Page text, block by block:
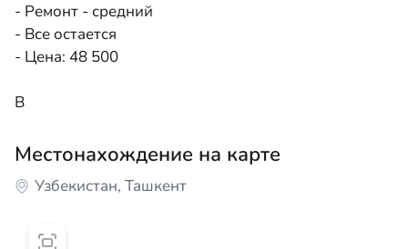
- Ремонт - средний
- Все остается
- Цена: 48 500
В
Местонахождение на карте
Узбекистан, Ташкент